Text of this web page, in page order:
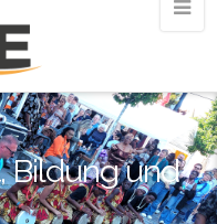
Bildung und